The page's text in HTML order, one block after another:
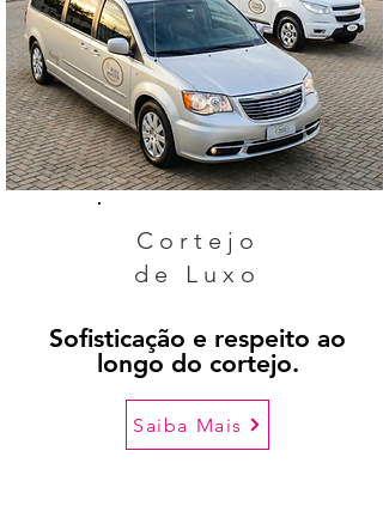
Cortejo
de Luxo
Sofisticação e respeito ao
longo do cortejo.
Saiba Mais